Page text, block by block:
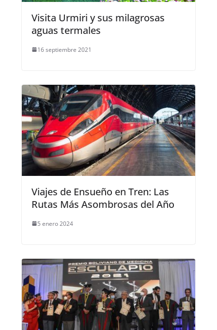
Visita Urmiri y sus milagrosas
aguas termales
16 septiembre 2021
Viajes de Ensueño en Tren: Las
Rutas Más Asombrosas del Año
5 enero 2024